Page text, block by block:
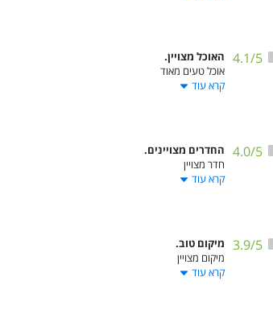
4.1/5
האוכל מצויין.
אוכל טעים מאוד
קרא עוד
4.0/5
החדרים מצויינים.
חדר מצויין
קרא עוד
3.9/5
מיקום טוב.
מיקום מצויין
קרא עוד